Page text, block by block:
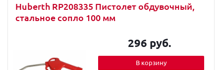
Huberth RP208335 Пистолет обдувочный,
стальное сопло 100 мм
296 руб.
В корзину